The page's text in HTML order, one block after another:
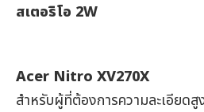
สเตอริโอ 2W
Acer Nitro XV270X
สำหรับผู้ที่ต้องการความละเอียดสู